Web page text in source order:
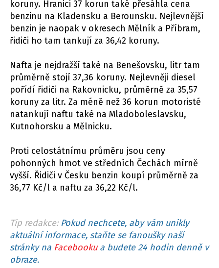
koruny. Hranici 37 korun také přesáhla cena
benzinu na Kladensku a Berounsku. Nejlevnější
benzin je naopak v okresech Mělník a Příbram,
řidiči ho tam tankují za 36,42 koruny.
Nafta je nejdražší také na Benešovsku, litr tam
průměrně stojí 37,36 koruny. Nejlevněji diesel
pořídí řidiči na Rakovnicku, průměrně za 35,57
koruny za litr. Za méně než 36 korun motoristé
natankují naftu také na Mladoboleslavsku,
Kutnohorsku a Mělnicku.
Proti celostátnímu průměru jsou ceny
pohonných hmot ve středních Čechách mírně
vyšší. Řidiči v Česku benzin koupí průměrně za
36,77 Kč/l a naftu za 36,22 Kč/l.
Tip redakce: Pokud nechcete, aby vám unikly
aktuální informace, staňte se fanoušky naší
stránky na Facebookua budete 24 hodin denně v
obraze.